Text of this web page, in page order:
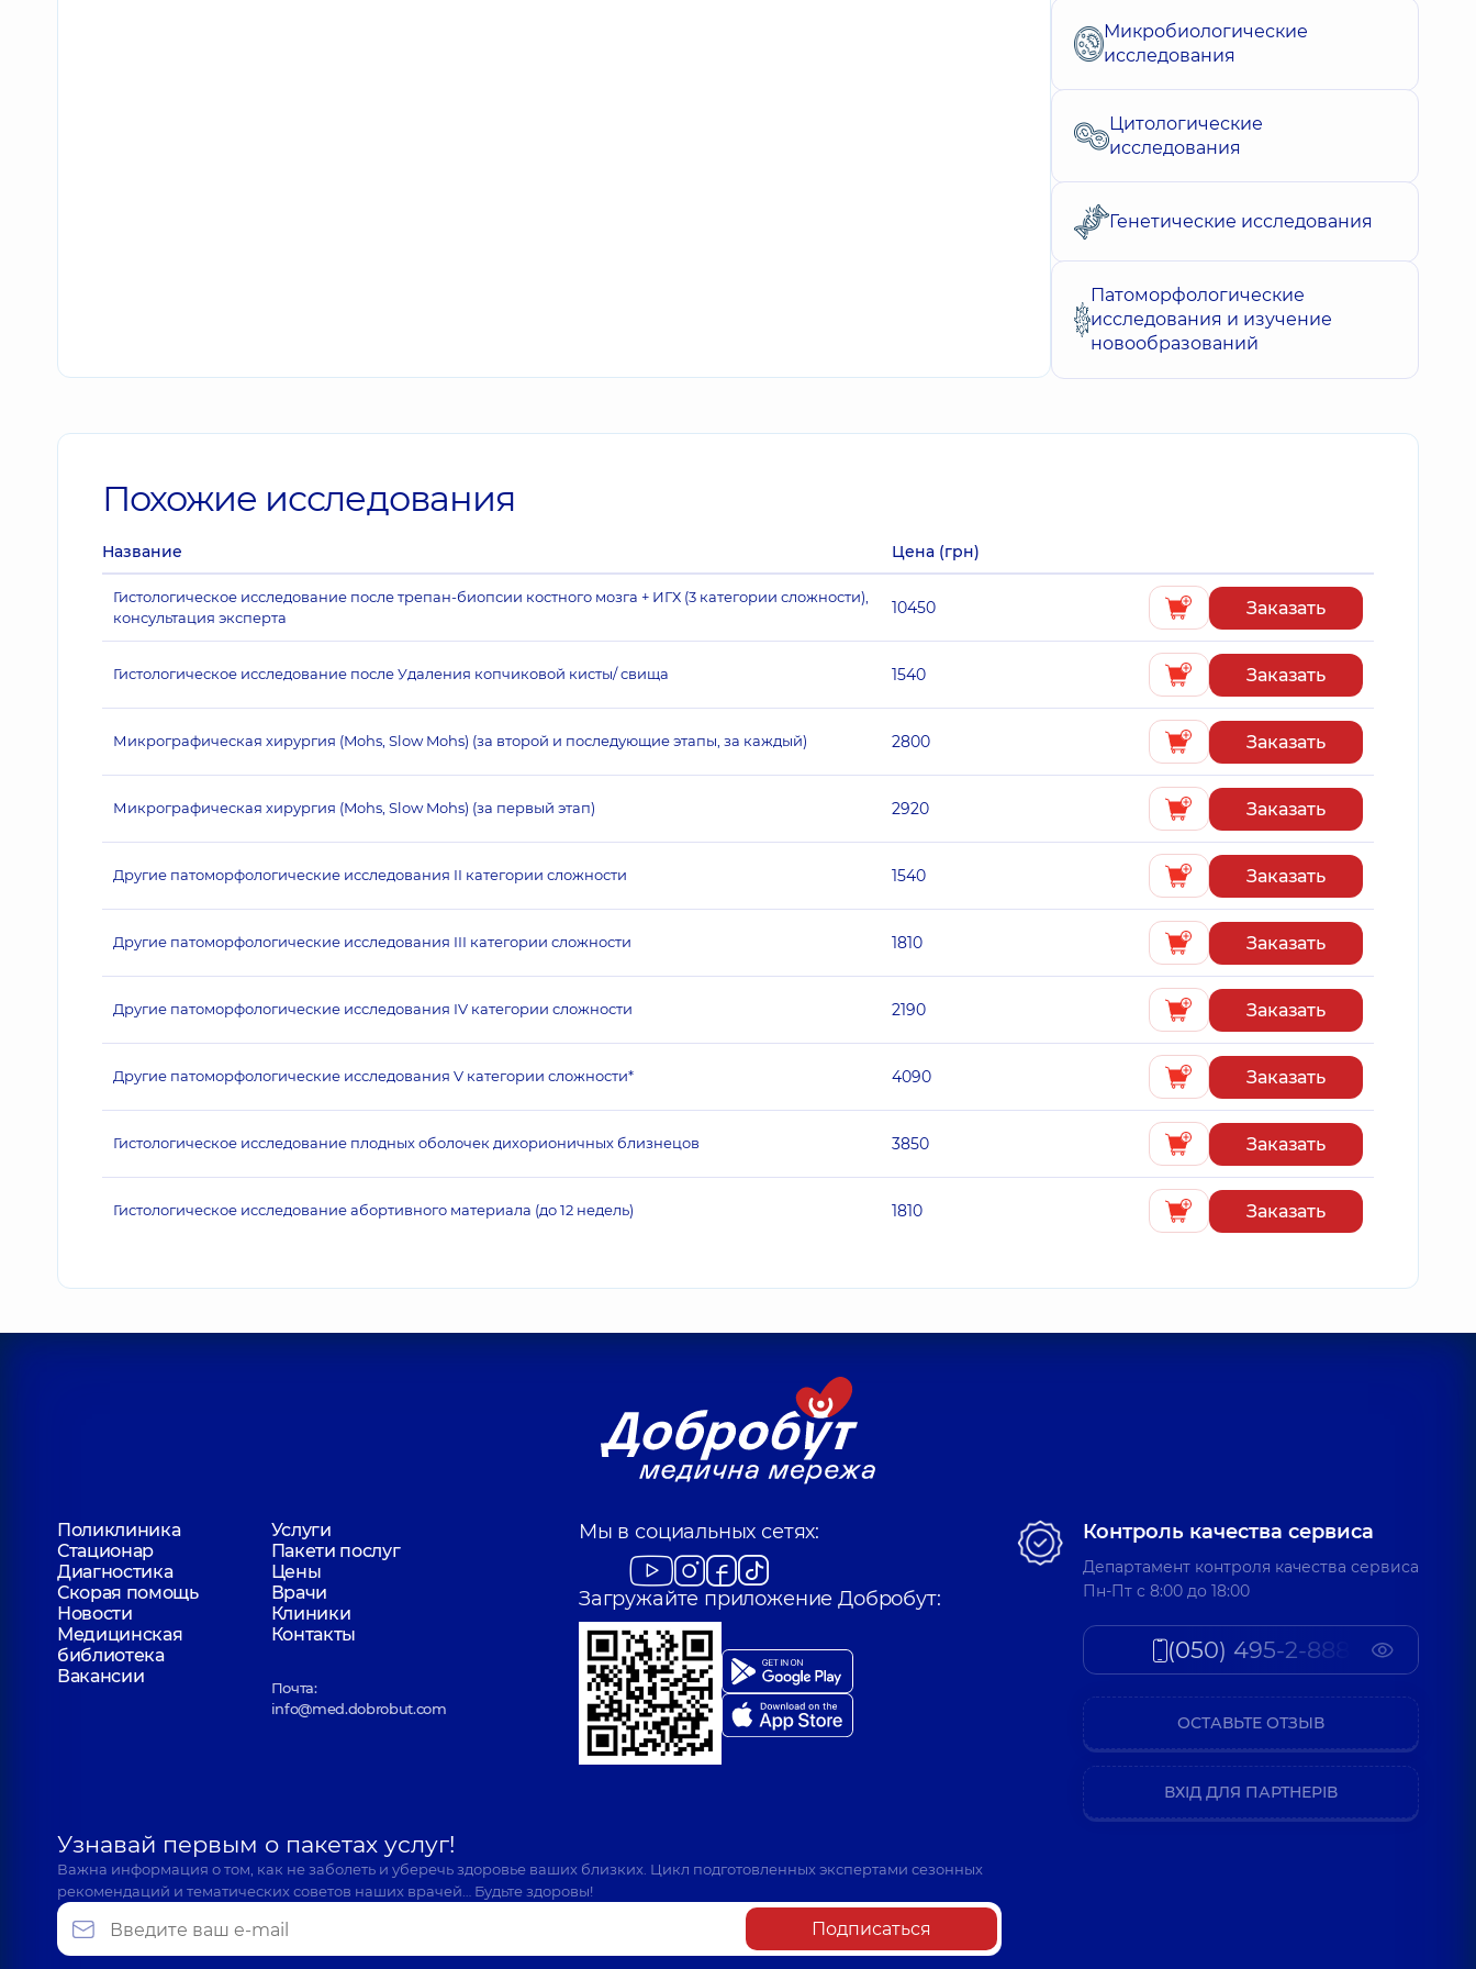
Микробиологические
исследования
Цитологические
исследования
Генетические исследования
Патоморфологические
исследования и изучение
новообразований
Похожие исследования
Название Цена (грн)
Гистологическое исследование после трепан-биопсии костного мозга + ИГХ (3 категории сложности),
консультация эксперта
10450 Заказать
Гистологическое исследование после Удаления копчиковой кисты/ свища 1540 Заказать
Микрографическая хирургия (Mohs, Slow Mohs) (за второй и последующие этапы, за каждый) 2800 Заказать
Микрографическая хирургия (Mohs, Slow Mohs) (за первый этап) 2920 Заказать
Другие патоморфологические исследования II категории сложности 1540 Заказать
Другие патоморфологические исследования III категории сложности 1810 Заказать
Другие патоморфологические исследования IV категории сложности 2190 Заказать
Другие патоморфологические исследования V категории сложности* 4090 Заказать
Гистологическое исследование плодных оболочек дихорионичных близнецов 3850 Заказать
Гистологическое исследование абортивного материала (до 12 недель) 1810 Заказать
Поликлиника
Услуги
Стационар
Пакети послуг
Диагностика
Цены
Скорая помощь
Врачи
Новости
Клиники
Медицинская
библиотека
Контакты
Вакансии
Почта:
info@med.dobrobut.com
Мы в социальных сетях:
Загружайте приложение Добробут:
Узнавай первым о пакетах услуг!
Важна информация о том, как не заболеть и уберечь здоровье ваших близких. Цикл подготовленных экспертами сезонных
рекомендаций и тематических советов наших врачей… Будьте здоровы!
Подписаться
Контроль качества сервиса
Департамент контроля качества сервиса
Пн-Пт c 8:00 до 18:00
(050) 495-2-888
ОСТАВЬТЕ ОТЗЫВ
ВХІД ДЛЯ ПАРТНЕРІВ